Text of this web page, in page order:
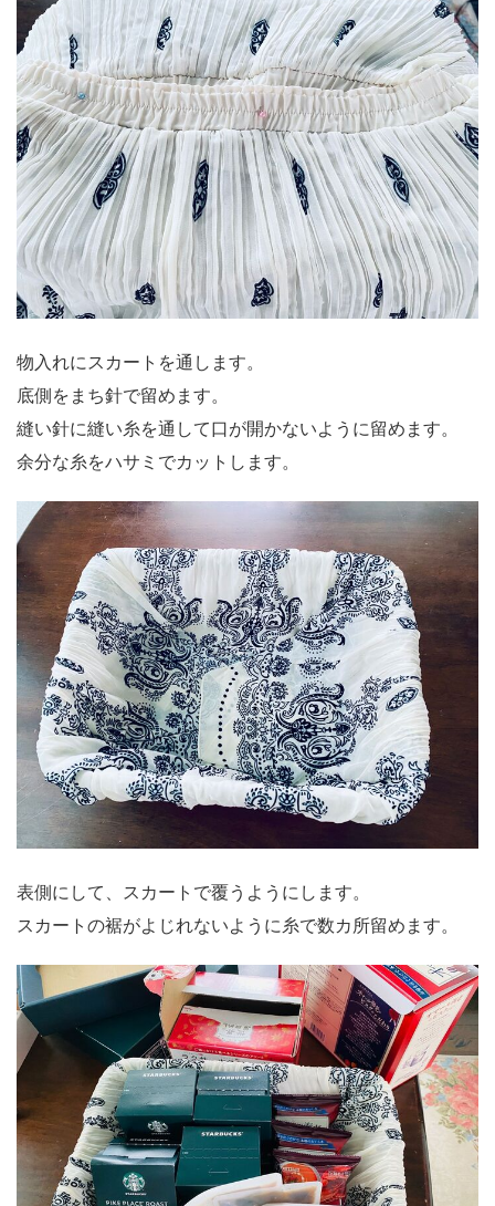
物入れにスカートを通します。
底側をまち針で留めます。
縫い針に縫い糸を通して口が開かないように留めます。
余分な糸をハサミでカットします。
表側にして、スカートで覆うようにします。
スカートの裾がよじれないように糸で数カ所留めます。